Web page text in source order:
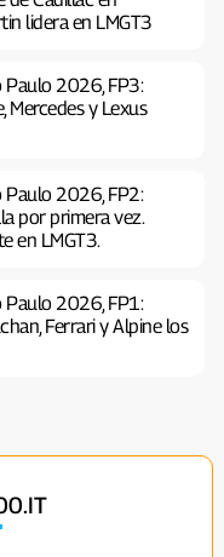
lidera en LMGT3
Paulo 2026, FP3:
Mercedes y Lexus
Paulo 2026, FP2:
por primera vez.
en LMGT3.
Paulo 2026, FP1:
Ferrari y Alpine los